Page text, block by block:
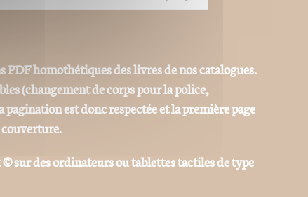
PDF homothétiques des livres de nos catalogues.
(changement de corps pour la police,
est donc respectée et la première page
couverture.
sur des ordinateurs ou tablettes tactiles de type